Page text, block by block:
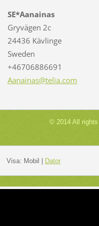
SE*Aanainas
Gryvägen 2c
24436 Kävlinge
Sweden
+46706886691
Aanainas@telia.com
© 2014 All
Visa: Mobil Dator